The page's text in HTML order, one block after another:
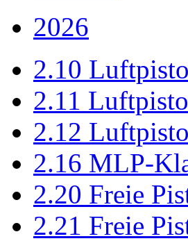
2026
2.10
2.11
2.12
2.16 MLP-
2.20 Freie
2.21 Freie